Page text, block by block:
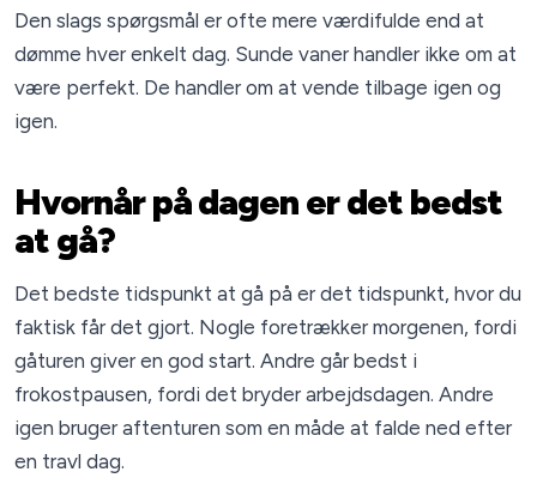
Den slags spørgsmål er ofte mere værdifulde end at
dømme hver enkelt dag. Sunde vaner handler ikke om at
være perfekt. De handler om at vende tilbage igen og
igen.
Hvornår på dagen er det bedst
at gå?
Det bedste tidspunkt at gå på er det tidspunkt, hvor du
faktisk får det gjort. Nogle foretrækker morgenen, fordi
gåturen giver en god start. Andre går bedst i
frokostpausen, fordi det bryder arbejdsdagen. Andre
igen bruger aftenturen som en måde at falde ned efter
en travl dag.